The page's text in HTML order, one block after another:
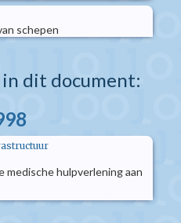
schepen
dit document:
hulpverlening aan